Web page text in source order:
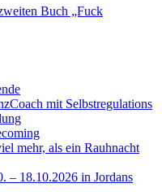
Buch „Fuck
mit Selbstregulations
mehr, als ein Rauhnacht
– 18.10.2026 in Jordans